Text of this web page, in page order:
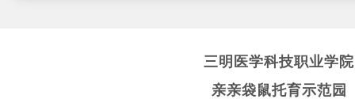
三明医学科技职业学院
亲亲袋鼠托育示范园